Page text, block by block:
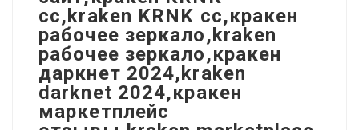
cc,kraken KRNK cc,кракен
рабочее зеркало,kraken
рабочее зеркало,кракен
даркнет 2024,kraken
darknet 2024,кракен
маркетплейс